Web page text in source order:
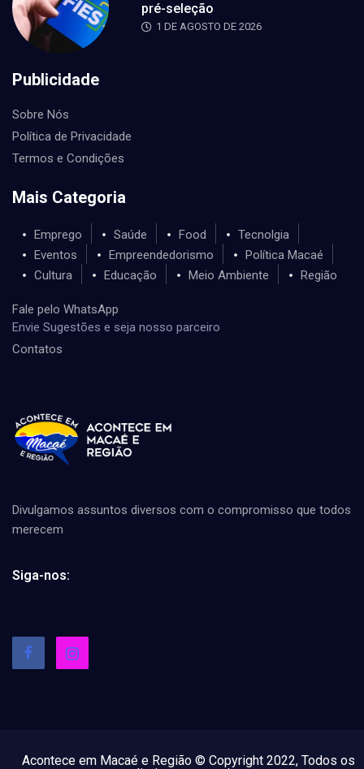
pré-seleção
1 DE AGOSTO DE 2026
Publicidade
Sobre Nós
Política de Privacidade
Termos e Condições
Mais Categoria
Emprego Saúde Food
Tecnolgia
Eventos
Empreendedorismo
Política Macaé
Cultura
Educação Meio Ambiente Região
Fale pelo WhatsApp
Envie Sugestões e seja nosso parceiro
Contatos
Divulgamos assuntos diversos com o compromisso que todos
merecem
Siga-nos:
Acontece em Macaé e Região © Copyright 2022, Todos os